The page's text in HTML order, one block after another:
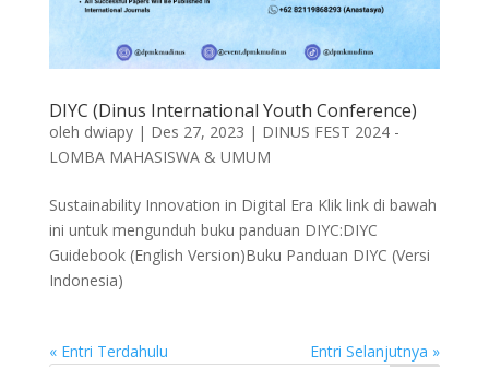
DIYC (Dinus International Youth Conference)
oleh dwiapy| Des 27, 2023 | DINUS FEST 2024 -
LOMBA MAHASISWA & UMUM
Sustainability Innovation in Digital Era Klik link di bawah
ini untuk mengunduh buku panduan DIYC:DIYC
Guidebook (English Version)Buku Panduan DIYC (Versi
Indonesia)
« Entri Terdahulu Entri Selanjutnya »